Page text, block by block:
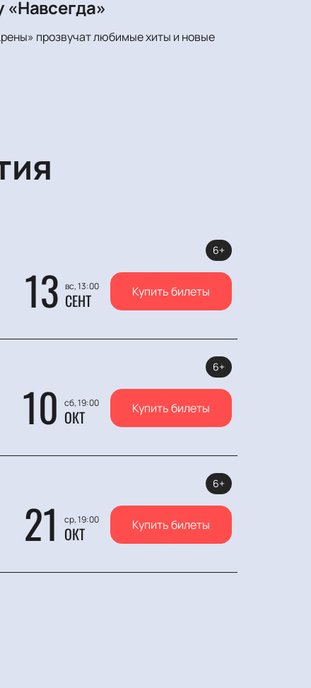
«Навсегда»
прозвучат любимые хиты и новые
13 вс, 13:00
СЕНТ
6+
Купить билеты
10 сб, 19:00
ОКТ
6+
Купить билеты
21 ср, 19:00
ОКТ
6+
Купить билеты